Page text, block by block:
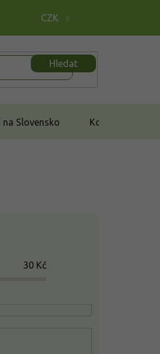
CZK
Hledat
na Slovensko Kontakt
30 Kč